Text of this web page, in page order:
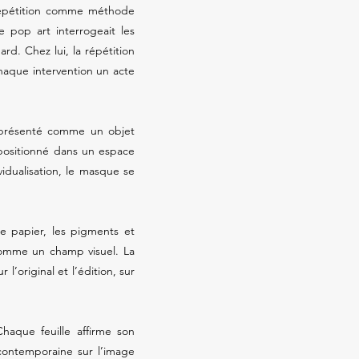
comme méthode
pop art interrogeait les
Chez lui, la répétition
intervention un acte
comme un objet
dans un espace
le masque se
papier, les pigments et
un champ visuel. La
l’original et l’édition, sur
feuille affirme son
sur l’image